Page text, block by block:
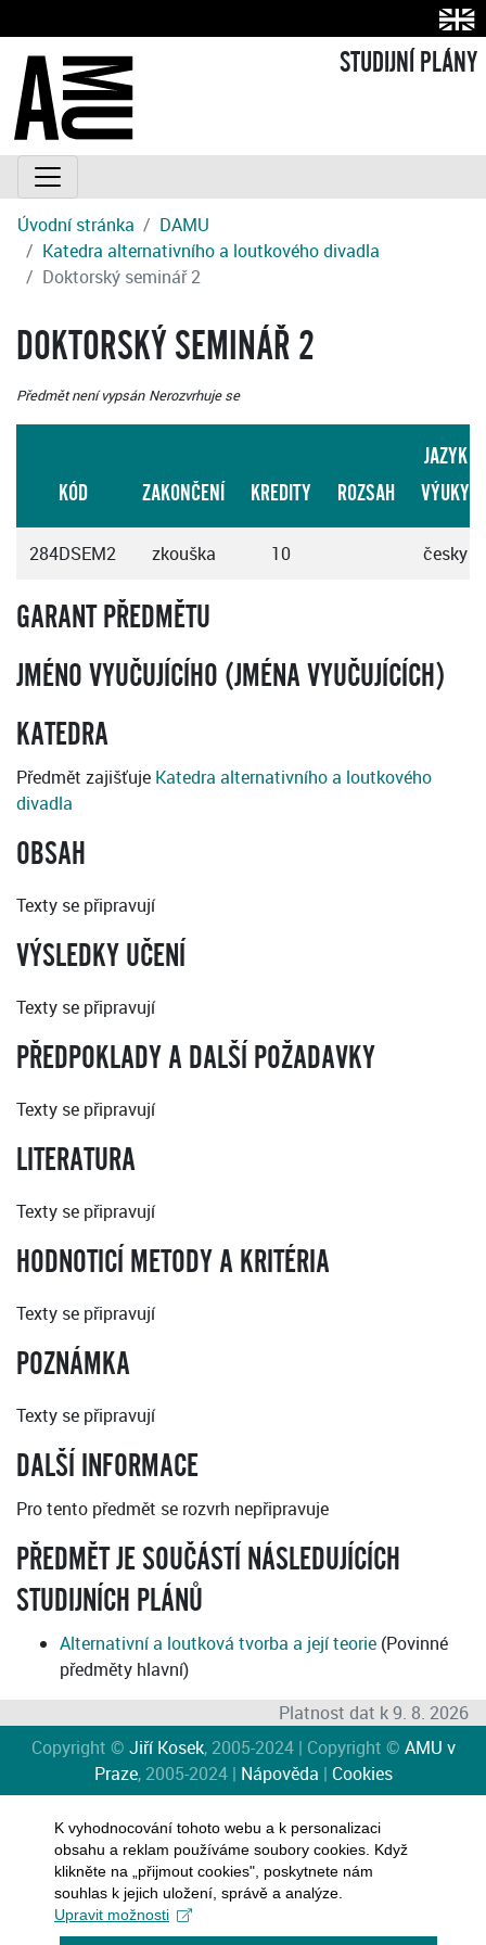
STUDIJNÍ PLÁNY
Úvodní stránka
DAMU
Katedra alternativního a loutkového divadla
Doktorský seminář 2
DOKTORSKÝ SEMINÁŘ 2
Předmět není vypsán Nerozvrhuje se
KÓD ZAKONČENÍ KREDITY ROZSAH
JAZYK
VÝUKY
284DSEM2 zkouška 10 česky
GARANT PŘEDMĚTU
JMÉNO VYUČUJÍCÍHO (JMÉNA VYUČUJÍCÍCH)
KATEDRA
Předmět zajišťuje Katedra alternativního a loutkového
divadla
OBSAH
Texty se připravují
VÝSLEDKY UČENÍ
Texty se připravují
PŘEDPOKLADY A DALŠÍ POŽADAVKY
Texty se připravují
LITERATURA
Texty se připravují
HODNOTICÍ METODY A KRITÉRIA
Texty se připravují
POZNÁMKA
Texty se připravují
DALŠÍ INFORMACE
Pro tento předmět se rozvrh nepřipravuje
PŘEDMĚT JE SOUČÁSTÍ NÁSLEDUJÍCÍCH
STUDIJNÍCH PLÁNŮ
Alternativní a loutková tvorba a její teorie (Povinné
předměty hlavní)
Platnost dat k 9. 8. 2026
Copyright © Jiří Kosek, 2005-2024 | Copyright © AMU v
Praze, 2005-2024 | Nápověda | Cookies
K vyhodnocování tohoto webu a k personalizaci
obsahu a reklam používáme soubory cookies. Když
klikněte na „přijmout cookies", poskytnete nám
souhlas k jejich uložení, správě a analýze.
Upravit možnosti